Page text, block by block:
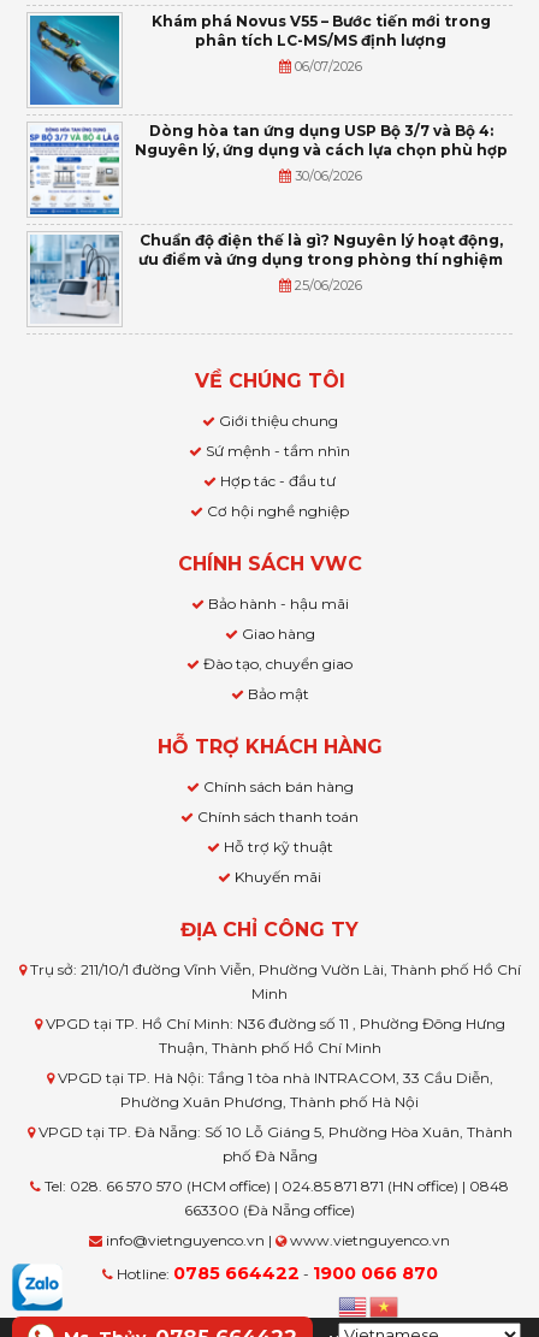
Khám phá Novus V55 – Bước tiến mới trong
phân tích LC-MS/MS định lượng
06/07/2026
Dòng hòa tan ứng dụng USP Bộ 3/7 và Bộ 4:
Nguyên lý, ứng dụng và cách lựa chọn phù hợp
30/06/2026
Chuẩn độ điện thế là gì? Nguyên lý hoạt động,
ưu điểm và ứng dụng trong phòng thí nghiệm
25/06/2026
VỀ CHÚNG TÔI
Giới thiệu chung
Sứ mệnh - tầm nhìn
Hợp tác - đầu tư
Cơ hội nghề nghiệp
CHÍNH SÁCH VWC
Bảo hành - hậu mãi
Giao hàng
Đào tạo, chuyển giao
Bảo mật
HỖ TRỢ KHÁCH HÀNG
Chính sách bán hàng
Chính sách thanh toán
Hỗ trợ kỹ thuật
Khuyến mãi
ĐỊA CHỈ CÔNG TY
Trụ sở: 211/10/1 đường Vĩnh Viễn, Phường Vườn Lài, Thành phố Hồ Chí
Minh
VPGD tại TP. Hồ Chí Minh: N36 đường số 11 , Phường Đông Hưng
Thuận, Thành phố Hồ Chí Minh
VPGD tại TP. Hà Nội: Tầng 1 tòa nhà INTRACOM, 33 Cầu Diễn,
Phường Xuân Phương, Thành phố Hà Nội
VPGD tại TP. Đà Nẵng: Số 10 Lỗ Giáng 5, Phường Hòa Xuân, Thành
phố Đà Nẵng
Tel: 028. 66 570 570 (HCM office) | 024.85 871 871 (HN office) | 0848
663300 (Đà Nẵng office)
info@vietnguyenco.vn |
www.vietnguyenco.vn
Hotline: 0785 664422 - 1900 066 870